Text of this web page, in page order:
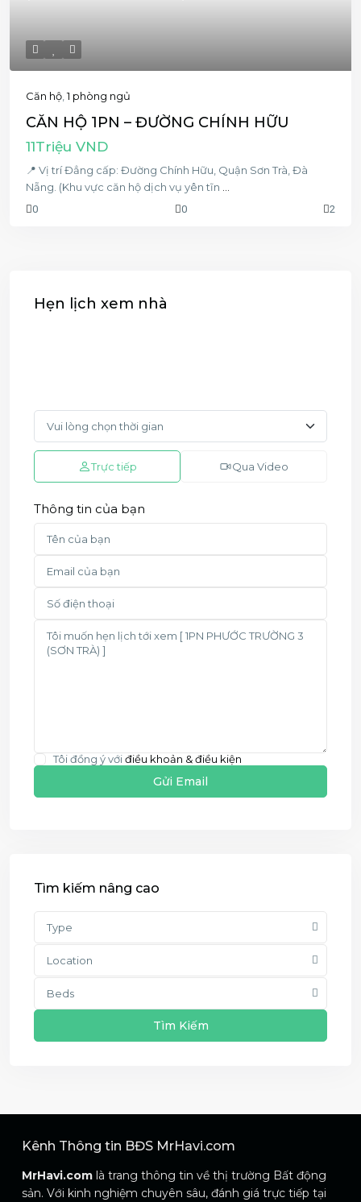
Căn hộ ,1 phòng ngủ
CĂN HỘ 1PN – ĐƯỜNG CHÍNH HỮU
11Triệu VND
📍 Vị trí Đẳng cấp: Đường Chính Hữu, Quận Sơn Trà, Đà
Nẵng. (Khu vực căn hộ dịch vụ yên tĩn
0 0 2
Hẹn lịch xem nhà
Trực tiếp Qua Video
Thông tin của bạn
Tôi đồng ý vớiđiều khoản & điều kiện
Tìm kiếm nâng cao
Type
Location
Beds
Tìm Kiếm
Kênh Thông tin BĐS MrHavi.com
MrHavi.com là trang thông tin về thị trường Bất động
sản. Với kinh nghiệm chuyên sâu, đánh giá trực tiếp tại